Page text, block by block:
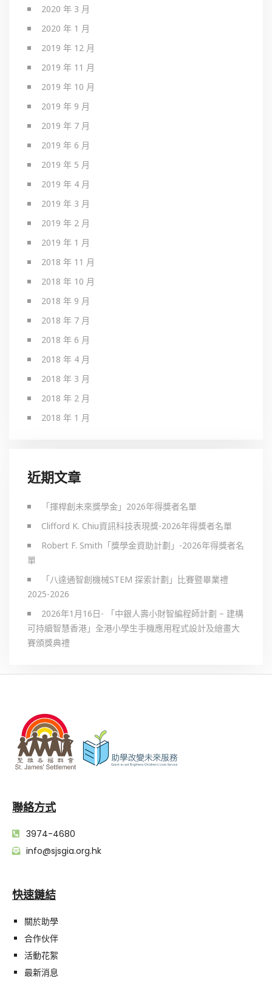
2020 年 3 月
2020 年 1 月
2019 年 12 月
2019 年 11 月
2019 年 10 月
2019 年 9 月
2019 年 7 月
2019 年 6 月
2019 年 5 月
2019 年 4 月
2019 年 3 月
2019 年 2 月
2019 年 1 月
2018 年 11 月
2018 年 10 月
2018 年 9 月
2018 年 7 月
2018 年 6 月
2018 年 4 月
2018 年 3 月
2018 年 2 月
2018 年 1 月
近期文章
「揮桿創未來獎學金」2026年得獎者名單
Clifford K. Chiu資訊科技表現獎-2026年得獎者名單
Robert F. Smith「獎學金資助計劃」-2026年得獎者名
單
「八達通智創機械STEM 探索計劃」比賽暨畢業禮
2025-2026
2026年1月16日- 「中銀人壽小財智編程師計劃 – 建構
可持續智慧香港」全港小學生手機應用程式設計及繪畫大
賽頒獎典禮
聯絡方式
3974-4680
info@sjsgia.org.hk
快速鏈結
關於助學
合作伙伴
活動花絮
最新消息